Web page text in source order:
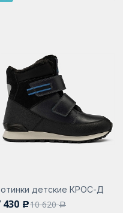
город
детские КРОС-Д
430 c10 620a